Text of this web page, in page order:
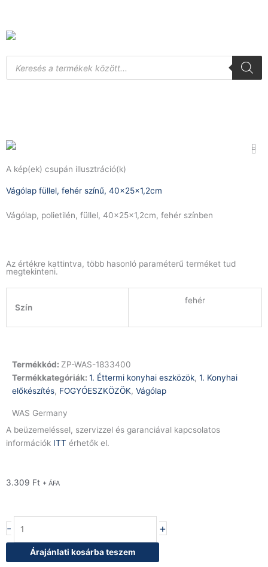
content
Products
search
A kép(ek) csupán illusztráció(k)
Vágólap füllel, fehér színű, 40x25x1,2cm
Vágólap, polietilén, füllel, 40x25x1,2cm, fehér színben
Az értékre kattintva, több hasonló paraméterű terméket tud
megtekinteni.
Szín
fehér
Termékkód: ZP-WAS-1833400
Termékkategóriák: 1. Éttermi konyhai eszközök, 1. Konyhai
előkészítés, FOGYÓESZKÖZÖK, Vágólap
WAS Germany
A beüzemeléssel, szervizzel és garanciával kapcsolatos
információk ITT érhetők el.
3.309 Ft + ÁFA
-
füllel,
fehér
színű,
+
Árajánlati kosárba teszem